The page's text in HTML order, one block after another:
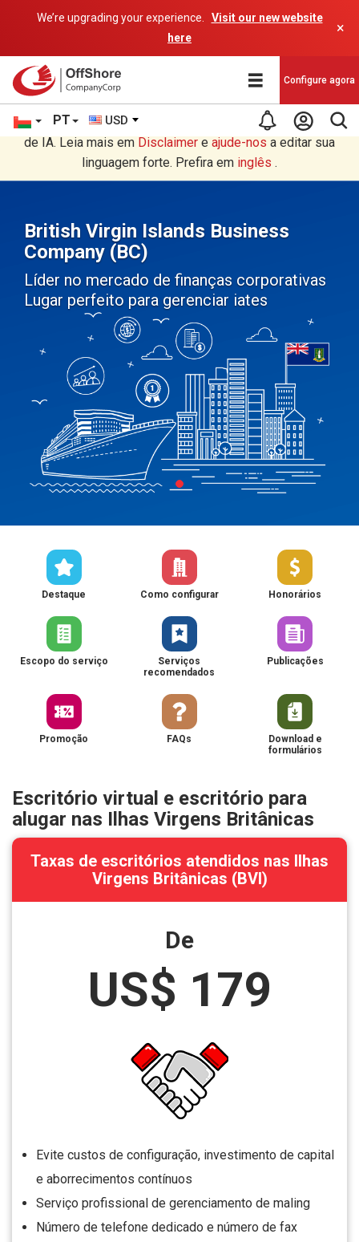
We’re upgrading your experience.
Visit our new website
here
×
PT USD
Configure agora
Você está lendo em Português tradução por um programa
de IA. Leia mais em Disclaimer e ajude-nos a editar sua
linguagem forte. Prefira em inglês .
British Virgin Islands Business
Company (BC)
Líder no mercado de finanças corporativas
Lugar perfeito para gerenciar iates
Destaque Como configurar Honorários
Escopo do serviço
Serviços
recomendados
Publicações
Promoção FAQs
Download e
formulários
Escritório virtual e escritório para
alugar nas Ilhas Virgens Britânicas
Taxas de escritórios atendidos nas Ilhas
Virgens Britânicas (BVI)
De
US$ 179
Evite custos de configuração, investimento de capital
e aborrecimentos contínuos
Serviço profissional de gerenciamento de maling
Número de telefone dedicado e número de fax